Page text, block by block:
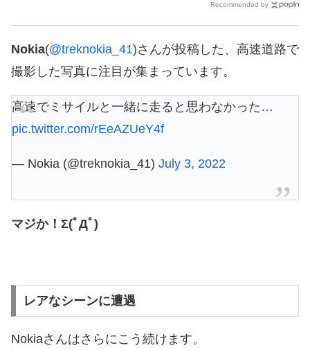
Recommended by
Nokia(@treknokia_41)さんが投稿した、高速道路で
撮影した写真に注目が集まっています。
高速でミサイルと一緒に走ると思わなかった…
pic.twitter.com/rEeAZUeY4f
— Nokia (@treknokia_41) July 3, 2022
マジか！Σ(ﾟДﾟ)
レアなシーンに遭遇
Nokiaさんはさらにこう続けます。